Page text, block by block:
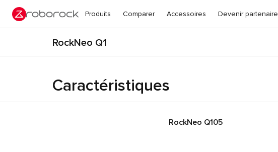
Produits Comparer Accessoires Devenir partenaire
RockNeo Q1
Caractéristiques
RockNeo Q105